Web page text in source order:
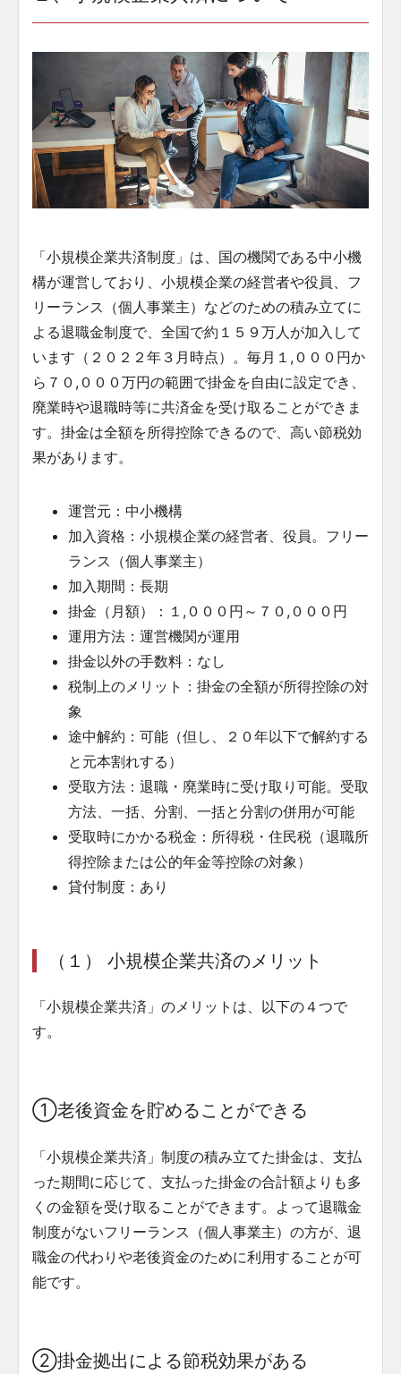
「小規模企業共済制度」は、国の機関である中小機
構が運営しており、小規模企業の経営者や役員、フ
リーランス（個人事業主）などのための積み立てに
よる退職金制度で、全国で約１５９万人が加入して
います（２０２２年３月時点）。毎月１,０００円か
ら７０,０００万円の範囲で掛金を自由に設定でき、
廃業時や退職時等に共済金を受け取ることができま
す。掛金は全額を所得控除できるので、高い節税効
果があります。
運営元：中小機構
加入資格：小規模企業の経営者、役員。フリー
ランス（個人事業主）
加入期間：長期
掛金（月額）：１,０００円～７０,０００円
運用方法：運営機関が運用
掛金以外の手数料：なし
税制上のメリット：掛金の全額が所得控除の対
象
途中解約：可能（但し、２０年以下で解約する
と元本割れする）
受取方法：退職・廃業時に受け取り可能。受取
方法、一括、分割、一括と分割の併用が可能
受取時にかかる税金：所得税・住民税（退職所
得控除または公的年金等控除の対象）
貸付制度：あり
（１） 小規模企業共済のメリット
「小規模企業共済」のメリットは、以下の４つで
す。
①老後資金を貯めることができる
「小規模企業共済」制度の積み立てた掛金は、支払
った期間に応じて、支払った掛金の合計額よりも多
くの金額を受け取ることができます。よって退職金
制度がないフリーランス（個人事業主）の方が、退
職金の代わりや老後資金のために利用することが可
能です。
②掛金拠出による節税効果がある